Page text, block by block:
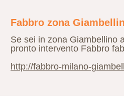
Fabbro zona
Se sei in zona Giambellino
pronto intervento Fabbro
http://fabbro-milano-